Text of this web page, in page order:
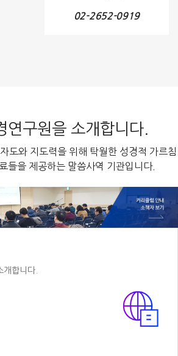
02-2652-0919
연구원을 소개합니다.
도와 지도력을 위해 탁월한 성경적 가르침
들을 제공하는 말씀사역 기관입니다.
개합니다.